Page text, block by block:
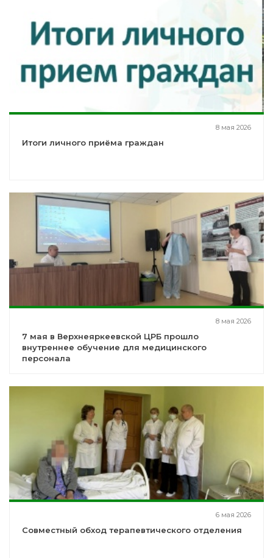
8 мая 2026
Итоги личного приёма граждан
8 мая 2026
7 мая в Верхнеяркеевской ЦРБ прошло
внутреннее обучение для медицинского
персонала
6 мая 2026
Совместный обход терапевтического отделения